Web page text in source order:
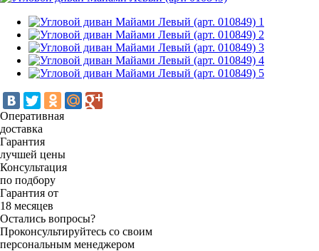
Оперативная
доставка
Гарантия
лучшей цены
Консультация
по подбору
Гарантия от
18 месяцев
Остались вопросы?
Проконсультируйтесь со своим
персональным менеджером